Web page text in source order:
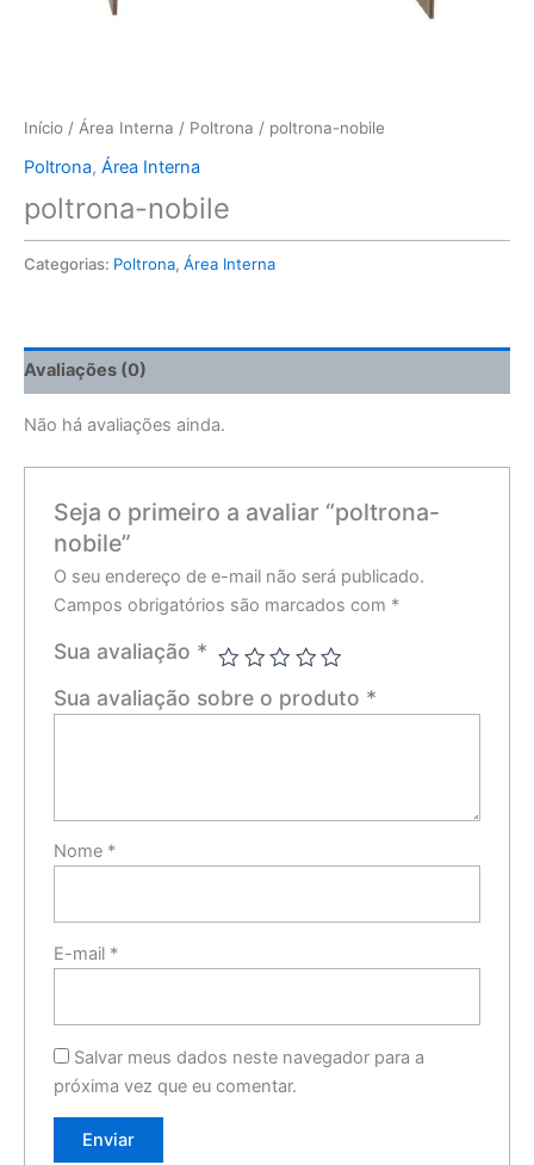
Início / Área Interna / Poltrona / poltrona-nobile
Poltrona, Área Interna
poltrona-nobile
Categorias: Poltrona, Área Interna
Avaliações (0)
Não há avaliações ainda.
Seja o primeiro a avaliar “poltrona-
nobile”
O seu endereço de e-mail não será publicado.
Campos obrigatórios são marcados com *
Sua avaliação *
Sua avaliação sobre o produto *
Nome *
E-mail *
Salvar meus dados neste navegador para a
próxima vez que eu comentar.